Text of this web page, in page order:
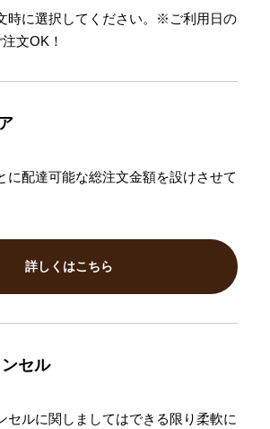
時に選択してください。※ご利用日の
文OK！
に配達可能な総注文金額を設けさせて
詳しくはこちら
セル
セルに関しましてはできる限り柔軟に